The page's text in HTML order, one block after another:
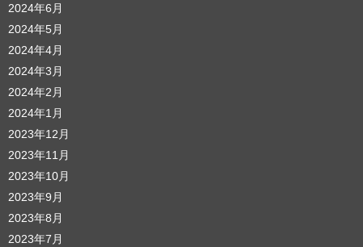
2024年6月
2024年5月
2024年4月
2024年3月
2024年2月
2024年1月
2023年12月
2023年11月
2023年10月
2023年9月
2023年8月
2023年7月